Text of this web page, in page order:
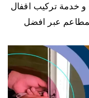
و خدمة تركيب اقفال
عبر افضل